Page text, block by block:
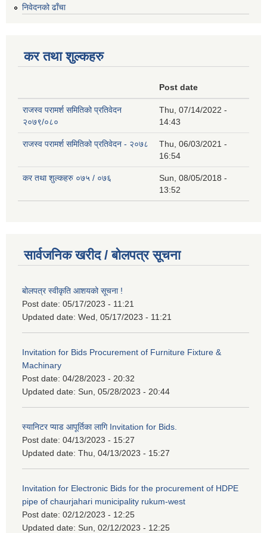
निवेदनको ढाँचा
कर तथा शुल्कहरु
Post date
राजस्व परामर्श समितिको प्रतिवेदन
२०७९/०८०
Thu, 07/14/2022 -
14:43
राजस्व परामर्श समितिको प्रतिवेदन - २०७८
Thu, 06/03/2021 -
16:54
कर तथा शुल्कहरु ०७५ / ०७६
Sun, 08/05/2018 -
13:52
सार्वजनिक खरीद / बोलपत्र सूचना
बोलपत्र स्वीकृति आशयको सूचना !
Post date: 05/17/2023 - 11:21
Updated date: Wed, 05/17/2023 - 11:21
Invitation for Bids Procurement of Furniture Fixture &
Machinary
Post date: 04/28/2023 - 20:32
Updated date: Sun, 05/28/2023 - 20:44
स्यानिटर प्याड आपूर्तिका लागि Invitation for Bids.
Post date: 04/13/2023 - 15:27
Updated date: Thu, 04/13/2023 - 15:27
Invitation for Electronic Bids for the procurement of HDPE
pipe of chaurjahari municipality rukum-west
Post date: 02/12/2023 - 12:25
Updated date: Sun, 02/12/2023 - 12:25